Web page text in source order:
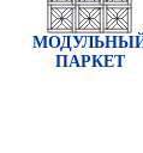
ПАРКЕТ